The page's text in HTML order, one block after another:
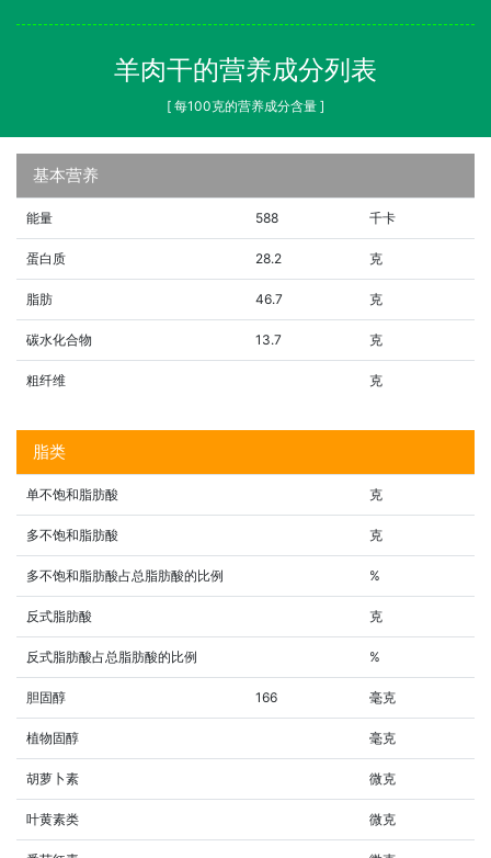
羊肉干的营养成分列表
[ 每100克的营养成分含量 ]
基本营养
能量 588 千卡
蛋白质 28.2 克
脂肪 46.7 克
碳水化合物 13.7 克
粗纤维 克
脂类
单不饱和脂肪酸 克
多不饱和脂肪酸 克
多不饱和脂肪酸占总脂肪酸的比例 %
反式脂肪酸 克
反式脂肪酸占总脂肪酸的比例 %
胆固醇 166 毫克
植物固醇 毫克
胡萝卜素 微克
叶黄素类 微克